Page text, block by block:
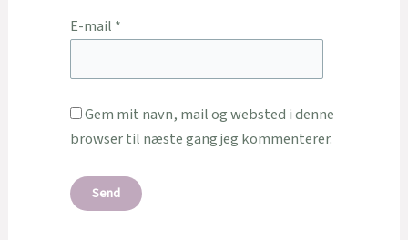
E-mail *
Gem mit navn, mail og websted i denne
browser til næste gang jeg kommenterer.